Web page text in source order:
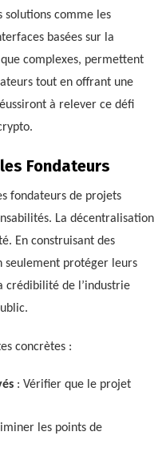
solutions comme les
basées sur la
complexes, permettent
tout en offrant une
à relever ce défi
Fondateurs
fondateurs de projets
La décentralisation
En construisant des
seulement protéger leurs
crédibilité de l’industrie
concrètes :
: Vérifier que le projet
les points de